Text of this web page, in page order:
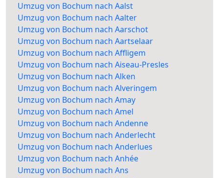
Umzug von Bochum nach Aalst
Umzug von Bochum nach Aalter
Umzug von Bochum nach Aarschot
Umzug von Bochum nach Aartselaar
Umzug von Bochum nach Affligem
Umzug von Bochum nach Aiseau-Presles
Umzug von Bochum nach Alken
Umzug von Bochum nach Alveringem
Umzug von Bochum nach Amay
Umzug von Bochum nach Amel
Umzug von Bochum nach Andenne
Umzug von Bochum nach Anderlecht
Umzug von Bochum nach Anderlues
Umzug von Bochum nach Anhée
Umzug von Bochum nach Ans